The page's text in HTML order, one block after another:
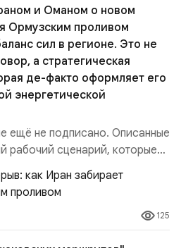
и Оманом о новом
Ормузским проливом
сил в регионе. Это не
а стратегическая
де-факто оформляет его
энергетической
ещё не подписано. Описанные
рабочий сценарий, которые
ключевые
соглашения:. 1. Новые
Было: Ранее Иран и Оман
паритетных началах —
закрепляет за
125